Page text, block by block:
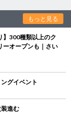
もっと見る
】300種類以上のク
ーオープンも｜さい
グイベント
進む